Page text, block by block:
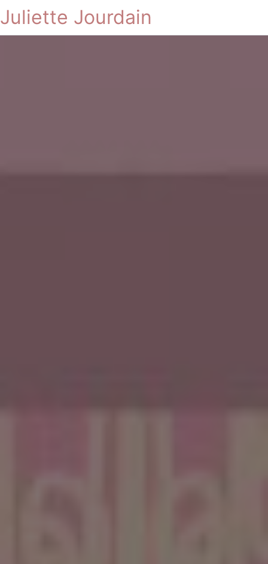
Juliette Jourdain